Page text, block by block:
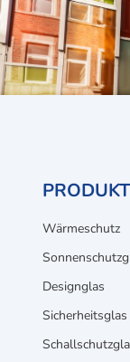
Wärmeschutz
Designglas
Sicherheitsglas